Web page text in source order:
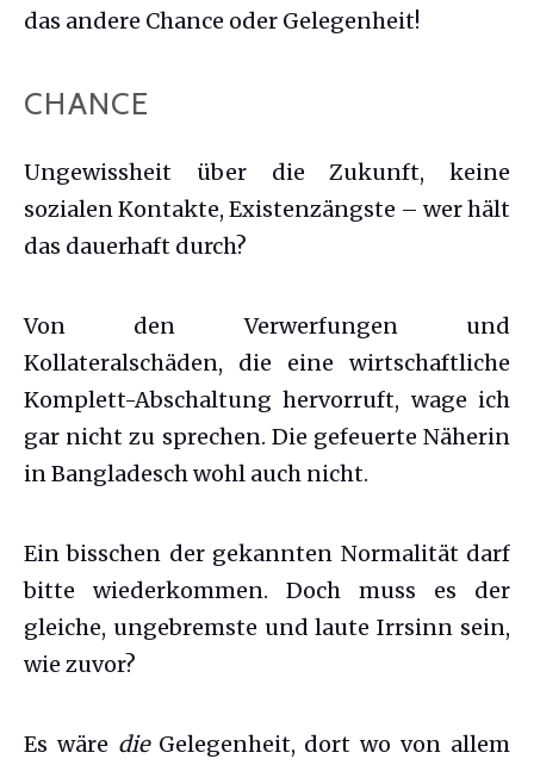
das andere Chance oder Gelegenheit!
CHANCE
Ungewissheit über die Zukunft, keine
sozialen Kontakte, Existenzängste – wer hält
das dauerhaft durch?
Von den Verwerfungen und
Kollateralschäden, die eine wirtschaftliche
Komplett-Abschaltung hervorruft, wage ich
gar nicht zu sprechen. Die gefeuerte Näherin
in Bangladesch wohl auch nicht.
Ein bisschen der gekannten Normalität darf
bitte wiederkommen. Doch muss es der
gleiche, ungebremste und laute Irrsinn sein,
wie zuvor?
Es wäre dieGelegenheit, dort wo von allem